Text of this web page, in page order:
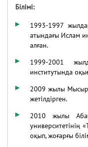
30.06.2022
Білімі:
1993-1997
атындағы Ислам
алған.
1999-2001
институтында
2009 жылы Мысыр
жетілдірген.
2010 жылы
университетінің
оқып, жоғарғы